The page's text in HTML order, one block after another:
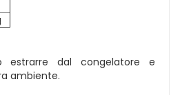
estrarre dal congelatore e
ambiente.